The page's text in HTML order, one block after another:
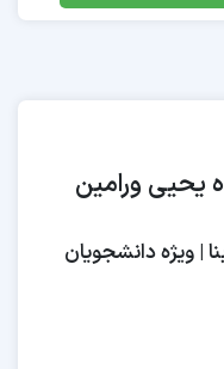
یحیی ورامین
| ویژه دانشجویان